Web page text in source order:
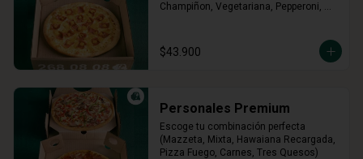
Champiñon, Vegetariana, Pepperoni,
$43.900
Personales Premium
Escoge tu combinación perfecta
(Mazzeta, Mixta, Hawaiana Recargada,
Pizza Fuego, Carnes, Tres Quesos)